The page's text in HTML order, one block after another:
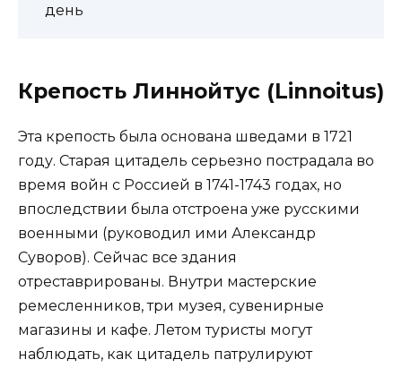
день
Крепость Линнойтус (Linnoitus)
Эта крепость была основана шведами в 1721
году. Старая цитадель серьезно пострадала во
время войн с Россией в 1741-1743 годах, но
впоследствии была отстроена уже русскими
военными (руководил ими Александр
Суворов). Сейчас все здания
отреставрированы. Внутри мастерские
ремесленников, три музея, сувенирные
магазины и кафе. Летом туристы могут
наблюдать, как цитадель патрулируют